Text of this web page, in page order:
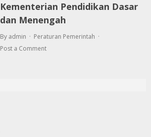
Kementerian Pendidikan Dasar
dan Menengah
By admin
Peraturan Pemerintah
Post a Comment